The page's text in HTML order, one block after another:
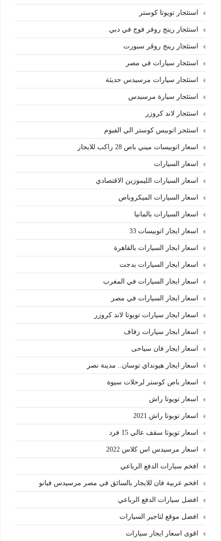
استئجار تويوتا كوستر
استئجار رينج روفر فوج في دبي
استئجار رينج روڤر سبورت
استئجار سيارات في مصر
استئجار سيارات مرسيدس حديثة
استئجار سيارة مرسيدس
استئجار لاند كروزر
استئجر اتوبيس كوستر الي الفيوم
اسعار اتوبيسات ميني باص 28 راكب للايجار
اسعار السيارات
اسعار السيارات الليموزين الاقتصادي
اسعار السيارات الميكروباص
اسعار السيارات بالمانيا
اسعار ايجار اتوبيسات 33
اسعار ايجار السيارات بالقاهرة
اسعار ايجار السيارات بدجت
اسعار ايجار السيارات في المغرب
اسعار ايجار السيارات في مصر
اسعار ايجار سيارات تويوتا لاند كروزر
اسعار ايجار سيارات زفاف
اسعار ايجار فان سياحى
اسعار ايجار هيونداي توسان.. مدينة نصر
اسعار باص كوستر لرحلات سيوة
اسعار تويوتا راش
اسعار تويوتا راش 2021
اسعار تويوتا سقف عالي 15 فرد
اسعار مرسيدس اس كلاس 2022
افخم سيارات الدفع الرباعي
افخم عربية فان للايجار بالسائق في مصر مرسيدس فيانو
افضل سيارات الدفع الرباعي
افضل موقع لتاجير السيارات
اقوى اسعار ايجار سيارات